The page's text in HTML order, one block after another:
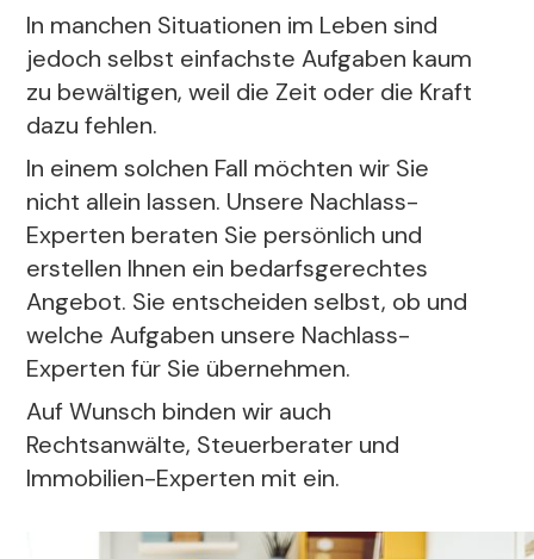
In manchen Situationen im Leben sind
jedoch selbst einfachste Aufgaben kaum
zu bewältigen, weil die Zeit oder die Kraft
dazu fehlen.
In einem solchen Fall möchten wir Sie
nicht allein lassen. Unsere Nachlass-
Experten beraten Sie persönlich und
erstellen Ihnen ein bedarfsgerechtes
Angebot. Sie entscheiden selbst, ob und
welche Aufgaben unsere Nachlass-
Experten für Sie übernehmen.
Auf Wunsch binden wir auch
Rechtsanwälte, Steuerberater und
Immobilien-Experten mit ein.